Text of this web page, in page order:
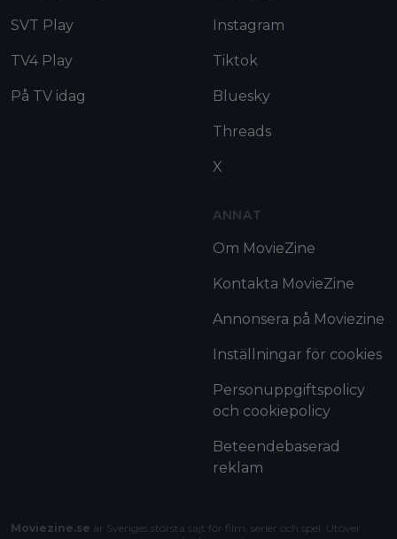
SVT Play
TV4 Play
På TV idag
Instagram
Tiktok
Bluesky
Threads
X
ANNAT
Om MovieZine
Kontakta MovieZine
Annonsera på Moviezine
Inställningar för cookies
Personuppgiftspolicy
och cookiepolicy
Beteendebaserad
reklam
Moviezine.se är Sveriges största sajt för film, serier och spel. Utöver